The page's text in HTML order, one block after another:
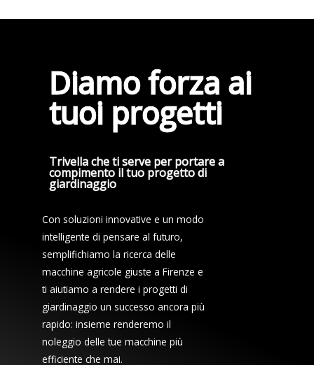
Diamo forza ai
tuoi progetti
Trivella che ti serve per portare a
compimento il tuo progetto di
giardinaggio
Con soluzioni innovative e un modo
intelligente di pensare al futuro,
semplifichiamo la ricerca delle
macchine agricole giuste a Firenze e
ti aiutiamo a rendere i progetti di
giardinaggio un successo ancora più
rapido: insieme renderemo il
noleggio delle tue macchine più
efficiente che mai.